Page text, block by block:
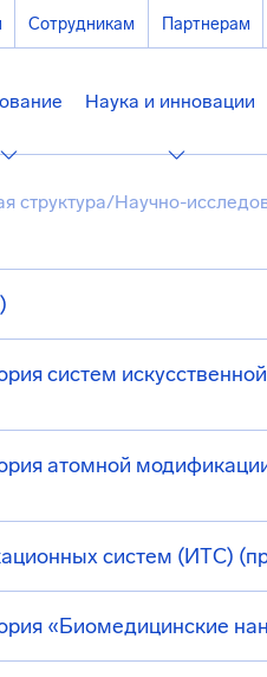
Сотрудникам Партнерам
Наука и инновации
структура/Научно-
систем
атомной
систем (ИТС)
«Биомедицинские